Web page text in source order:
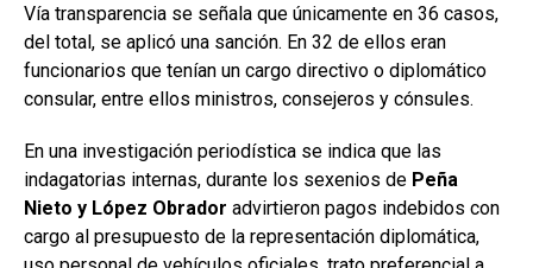
Vía transparencia se señala que únicamente en 36 casos,
del total, se aplicó una sanción. En 32 de ellos eran
funcionarios que tenían un cargo directivo o diplomático
consular, entre ellos ministros, consejeros y cónsules.
En una investigación periodística se indica que las
indagatorias internas, durante los sexenios de Peña
Nieto y López Obrador advirtieron pagos indebidos con
cargo al presupuesto de la representación diplomática,